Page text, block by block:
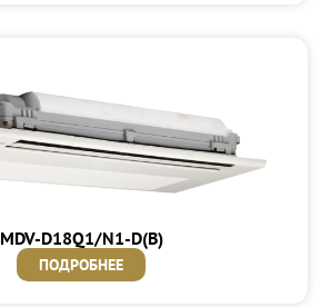
MDV-D18Q1/N1-D(B)
ПОДРОБНЕЕ